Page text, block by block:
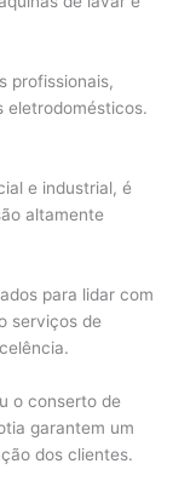
profissionais,
eletrodomésticos.
e industrial, é
altamente
para lidar com
serviços de
o conserto de
garantem um
dos clientes.